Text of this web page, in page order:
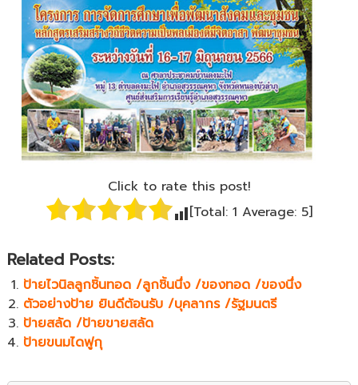
Click to rate this post!
[Total: 1 Average: 5]
Related Posts:
ป้ายไวนิลลูกชิ้นทอด /ลูกชิ้นนึ่ง /ของทอด /ของนึ่ง
ตัวอย่างป้าย ยินดีต้อนรับ /บุคลากร /รัฐมนตรี
ป้ายสลัด /ป้ายขายสลัด
ป้ายขนมไดฟูกุ